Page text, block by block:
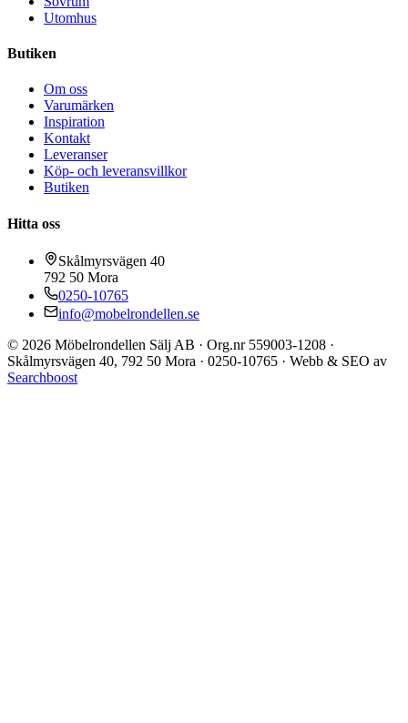
Utomhus
Butiken
Om oss
Varumärken
Inspiration
Kontakt
Leveranser
Köp- och leveransvillkor
Butiken
Hitta oss
Skålmyrsvägen 40
792 50 Mora
0250-10765
info@mobelrondellen.se
© 2026 Möbelrondellen Sälj AB · Org.nr 559003-1208 ·
Skålmyrsvägen 40, 792 50 Mora · 0250-10765 · Webb & SEO av
Searchboost